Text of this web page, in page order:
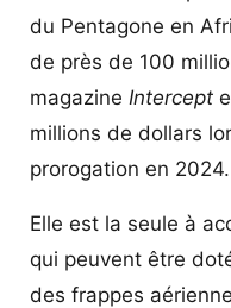
du Pentagone en
de près de 100
magazine Intercept
millions de dollars
prorogation en 2024.
Elle est la seule à
qui peuvent être
des frappes